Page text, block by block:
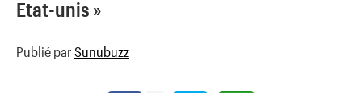
Etat-unis »
Publié par Sunubuzz